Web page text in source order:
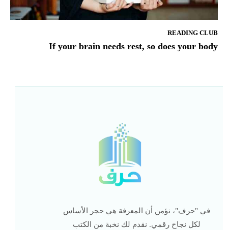
READING CLUB
If your brain needs rest, so does your body
في "حرف"، نؤمن أن المعرفة هي حجر الأساس
لكل نجاح رقمي. نقدم لك نخبة من الكتب